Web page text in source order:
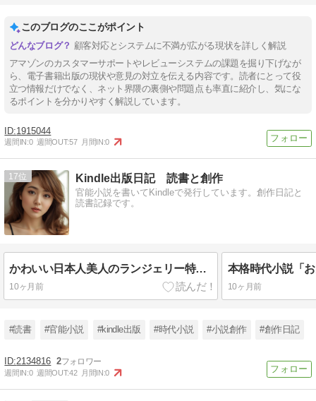
このブログのここがポイント
顧客対応とシステムに不満が広がる現状を詳しく解説
アマゾンのカスタマーサポートやレビューシステムの課題を掘り下げなが
ら、電子書籍出版の現状や意見の対立を伝える内容です。読者にとって役
立つ情報だけでなく、ネット界隈の裏側や問題点も率直に紹介し、気にな
るポイントを分かりやすく解説しています。
1915044
週間IN:0 週間OUT:57 月間IN:0
17 Kindle出版日記 読書と創作
官能小説を書いてKindleで発行しています。創作日記と
読書記録です。
かわいい日本人美人のランジェリー特集♡ 2025年最新トレンドをチェック！
10ヶ月前 10ヶ月前
#読書 #官能小説 #kindle出版 #時代小説 #小説創作 #創作日記
2134816 2
週間IN:0 週間OUT:42 月間IN:0